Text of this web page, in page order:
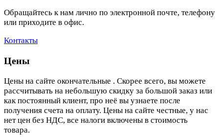
Обращайтесь к нам лично по электронной почте, телефону
или приходите в офис.
Контакты
Цены
Цены на сайте окончательные . Скорее всего, вы можете
рассчитывать на небольшую скидку за большой заказ или
как постоянный клиент, про неё вы узнаете после
получения счета на оплату. Цены на сайте честные, у нас
нет цен без НДС, все налоги включены в стоимость
товара.